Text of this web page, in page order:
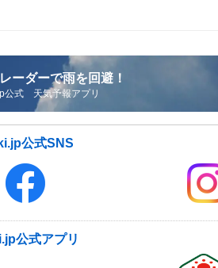
ーダーで雨を回避！
公式 天気予報アプリ
公式SNS
公式アプリ